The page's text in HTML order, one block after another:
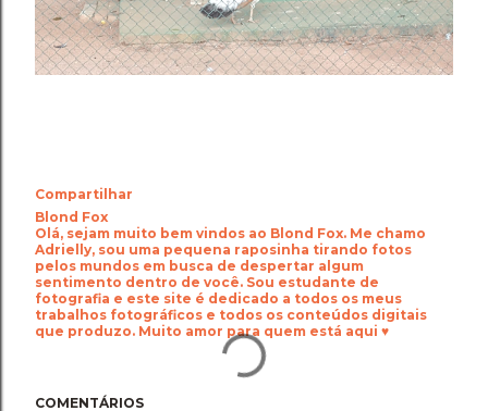
Compartilhar
Blond Fox
Olá, sejam muito bem vindos ao Blond Fox. Me chamo
Adrielly, sou uma pequena raposinha tirando fotos
pelos mundos em busca de despertar algum
sentimento dentro de você. Sou estudante de
fotografia e este site é dedicado a todos os meus
trabalhos fotográficos e todos os conteúdos digitais
que produzo. Muito amor para quem está aqui ♥
COMENTÁRIOS